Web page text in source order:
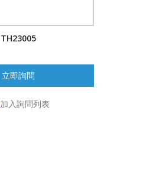
TH23005
立即詢問
加入詢問列表